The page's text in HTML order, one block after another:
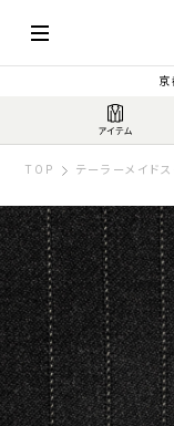
京
TOP テーラーメイド